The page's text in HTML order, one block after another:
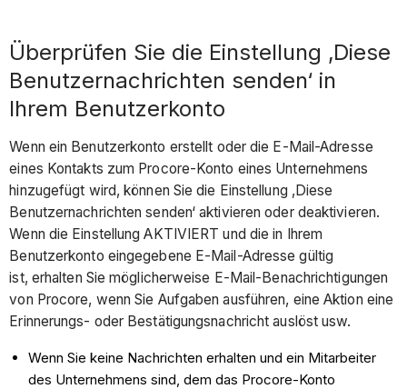
Überprüfen Sie die Einstellung ‚Diese
Benutzernachrichten senden‘ in
Ihrem Benutzerkonto
Wenn ein Benutzerkonto erstellt oder die E-Mail-Adresse
eines Kontakts zum Procore-Konto eines Unternehmens
hinzugefügt wird, können Sie die Einstellung ‚Diese
Benutzernachrichten senden‘ aktivieren oder deaktivieren.
Wenn die Einstellung AKTIVIERT und die in Ihrem
Benutzerkonto eingegebene E-Mail-Adresse gültig
ist, erhalten Sie möglicherweise E-Mail-Benachrichtigungen
von Procore, wenn Sie Aufgaben ausführen, eine Aktion eine
Erinnerungs- oder Bestätigungsnachricht auslöst usw.
Wenn Sie keine Nachrichten erhalten und ein Mitarbeiter
des Unternehmens sind, dem das Procore-Konto